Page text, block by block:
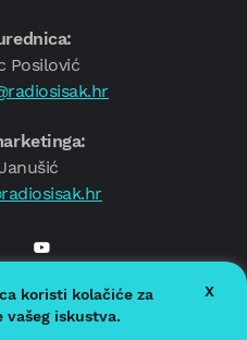
Posilović
Sisak
koristi kolačiće za
vašeg iskustva.
X